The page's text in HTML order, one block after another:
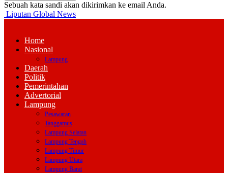
Sebuah kata sandi akan dikirimkan ke email Anda.
Liputan Global News
Home
Nasional
Lampung
Daerah
Politik
Pemerintahan
Advertorial
Lampung
Pesawaran
Tanggamus
Lampung Selatan
Lampung Tengah
Lampung Timur
Lampung Utara
Lampung Barat